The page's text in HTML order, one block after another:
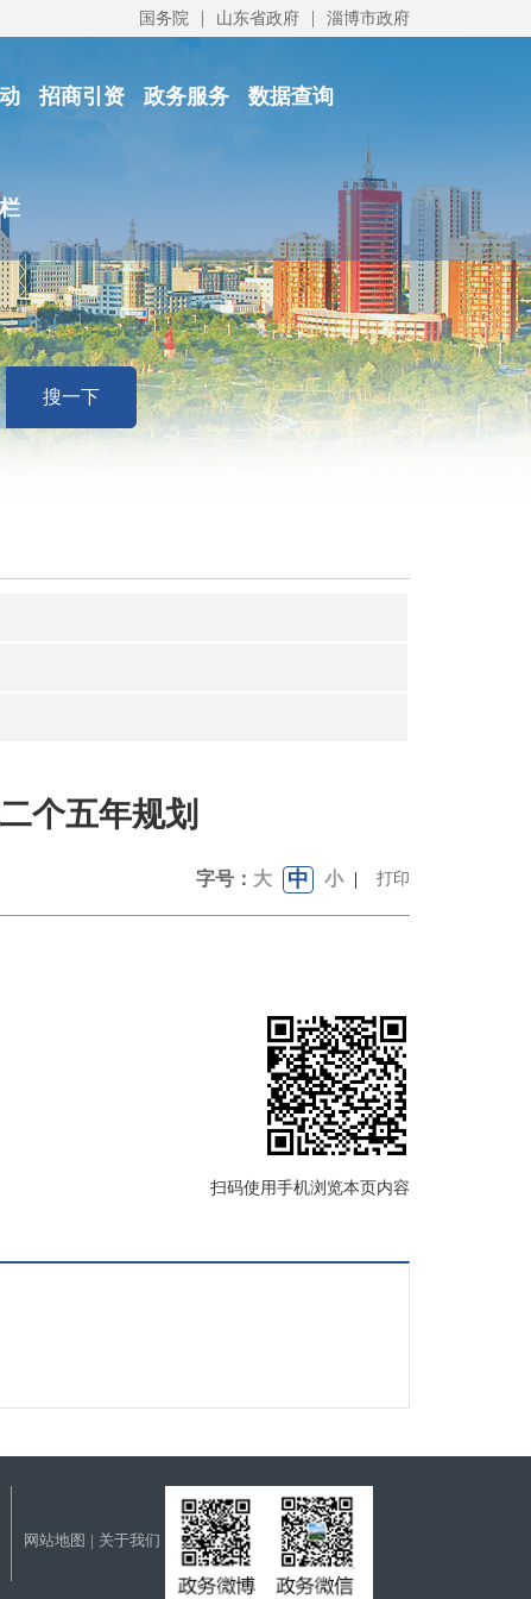
淄博市政府
|
山东省政府
|
国务院
招商引资 政务服务 数据查询
个五年规划
字号： 大 中 小 | 打印
扫码使用手机浏览本页内容
网站地图 | 关于我们